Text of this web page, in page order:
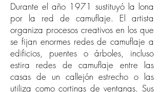
Durante el año 1971 sustituyó la lona
por la red de camuflaje. El artista
organiza procesos creativos en los que
se fijan enormes redes de camuflaje a
edificios, puentes o árboles, incluso
estira redes de camuflaje entre las
casas de un callejón estrecho o las
utiliza como cortinas de ventanas. Sus